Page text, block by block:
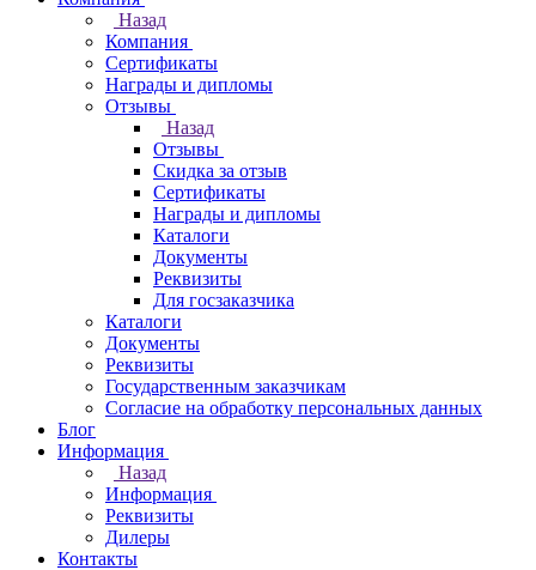
Назад
Компания
Сертификаты
Награды и дипломы
Отзывы
Назад
Отзывы
Скидка за отзыв
Сертификаты
Награды и дипломы
Каталоги
Документы
Реквизиты
Для госзаказчика
Каталоги
Документы
Реквизиты
Государственным заказчикам
Согласие на обработку персональных данных
Блог
Информация
Назад
Информация
Реквизиты
Дилеры
Контакты